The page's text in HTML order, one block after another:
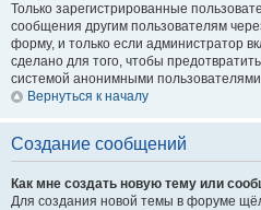
Только зарегистрированные
сообщения другим пользователям
форму, и только если администратор
сделано для того, чтобы
системой анонимными
Вернуться к началу
Создание сообщений
Как мне создать новую тему или
Для создания новой темы в форуме